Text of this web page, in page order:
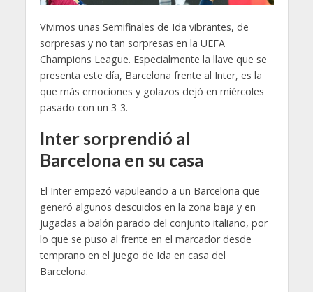
Vivimos unas Semifinales de Ida vibrantes, de
sorpresas y no tan sorpresas en la UEFA
Champions League. Especialmente la llave que se
presenta este día, Barcelona frente al Inter, es la
que más emociones y golazos dejó en miércoles
pasado con un 3-3.
Inter sorprendió al
Barcelona en su casa
El Inter empezó vapuleando a un Barcelona que
generó algunos descuidos en la zona baja y en
jugadas a balón parado del conjunto italiano, por
lo que se puso al frente en el marcador desde
temprano en el juego de Ida en casa del
Barcelona.